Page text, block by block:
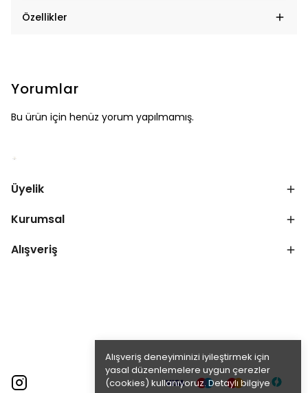
Alışveriş deneyiminizi iyileştirmek için
yasal düzenlemelere uygun çerezler
(cookies) kullanıyoruz. Detaylı bilgiye
Özellikler
Yorumlar
Bu ürün için henüz yorum yapılmamış.
Üyelik
Kurumsal
Alışveriş